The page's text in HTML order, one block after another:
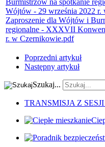
Zaproszenie dla Wójtów i
regionalne - XXXVII
r. w Czernikowie.pdf
Poprzedni artykuł
Następny artykuł
Szukaj...
TRANSMISJA Z